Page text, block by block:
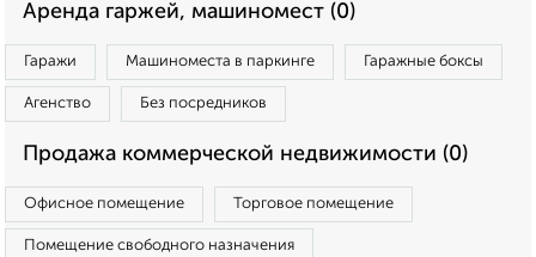
Аренда гаржей, машиномест (0)
Гаражи Машиноместа в паркинге Гаражные боксы
Агенство Без посредников
Продажа коммерческой недвижимости (0)
Офисное помещение Торговое помещение
Помещение свободного назначения